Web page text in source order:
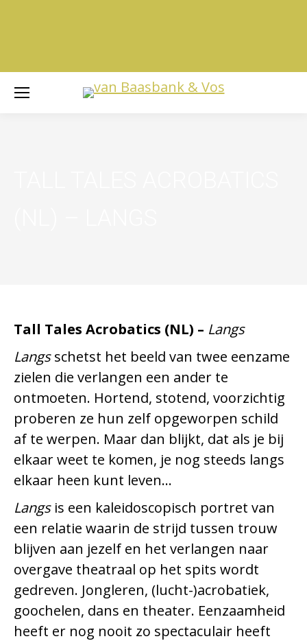
Tall Tales Acrobatics (NL) – Langs
Langsschetst het beeld van twee eenzame
zielen die verlangen een ander te
ontmoeten. Hortend, stotend, voorzichtig
proberen ze hun zelf opgeworpen schild
af te werpen. Maar dan blijkt, dat als je bij
elkaar weet te komen, je nog steeds langs
elkaar heen kunt leven…
Langsis een kaleidoscopisch portret van
een relatie waarin de strijd tussen trouw
blijven aan jezelf en het verlangen naar
overgave theatraal op het spits wordt
gedreven. Jongleren, (lucht-)acrobatiek,
goochelen, dans en theater. Eenzaamheid
heeft er nog nooit zo spectaculair heeft